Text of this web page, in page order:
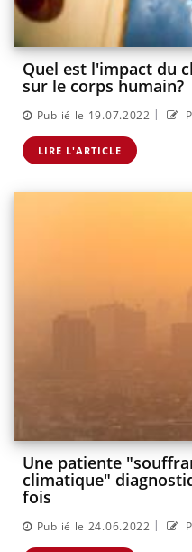
Quel est l'impact du
sur le corps humain?
Publié le 19.07.2022 |
LIRE L'ARTICLE
Une patiente
climatique"
fois
Publié le 24.06.2022 |